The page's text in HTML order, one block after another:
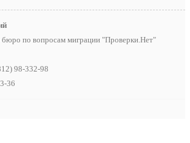
бюро по вопросам миграции "Проверки.Нет"
98-332-98
36